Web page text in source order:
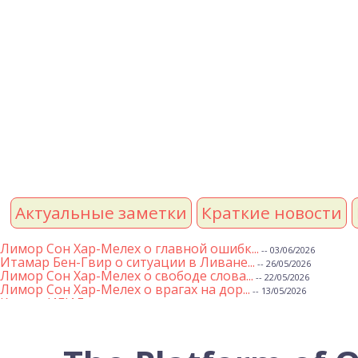
Актуальные заметки Краткие новости
Лимор Сон Хар-Мелех о главной ошибк... -- 03/06/2026
Итамар Бен-Гвир о ситуации в Ливане... -- 26/05/2026
Лимор Сон Хар-Мелех о свободе слова... -- 22/05/2026
Лимор Сон Хар-Мелех о врагах на дор... -- 13/05/2026
Клятва ИГИЛ